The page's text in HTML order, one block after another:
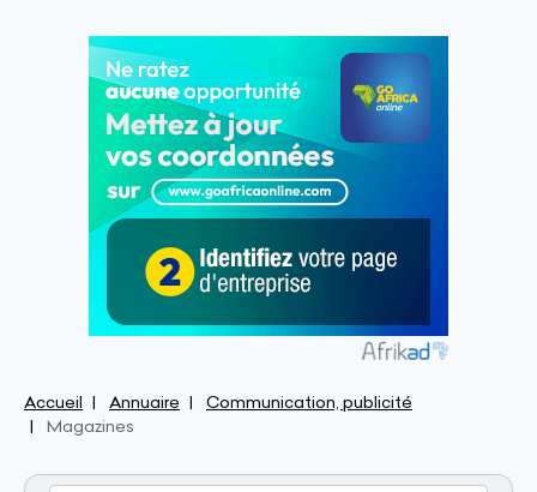
Accueil Annuaire
Communication, publicité
Magazines